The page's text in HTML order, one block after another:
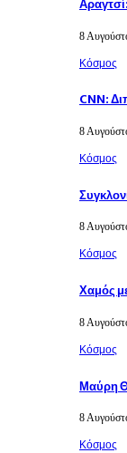
8
Κόσμος
CNN:
8
Κόσμος
8
Κόσμος
Χαμός
8
Κόσμος
Μαύρη
8
Κόσμος